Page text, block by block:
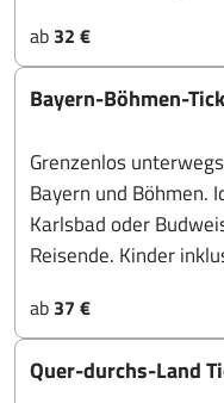
ab 32 €
Bayern-Böhmen-
Grenzenlos
Bayern und Böhmen.
Karlsbad oder
Reisende. Kinder
ab 37 €
Quer-durchs-Land